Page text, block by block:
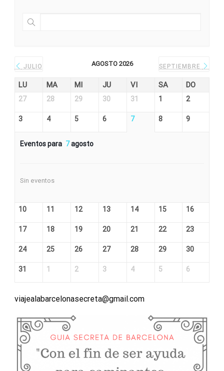
JULIO AGOSTO 2026 SEPTIEMBRE
LU MA MI JU VI SA DO
27 28 29 30 31 1 2
3 4 5 6 7 8 9
Eventos para 7agosto
Sin eventos
10 11 12 13 14 15 16
17 18 19 20 21 22 23
24 25 26 27 28 29 30
31 1 2 3 4 5 6
viajealabarcelonasecreta@gmail.com